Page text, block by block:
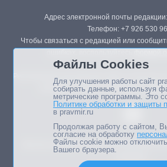
Адрес электронной почты редакции:
Телефон: +7 926 530
Чтобы связаться с редакцией или
Републикация материалов сайта в печатных
возможна только с письменного
Мнение авторов статей портала может не
Файлы Cookies
Для улучшения работы сайт
собирать данные, используя
метрические программы. Это
Политике обработки и защиты
в pravmir.ru
Продолжая работу с сайтом,
согласие на обработку
Файлы cookie можно отключить
Вашего браузера.